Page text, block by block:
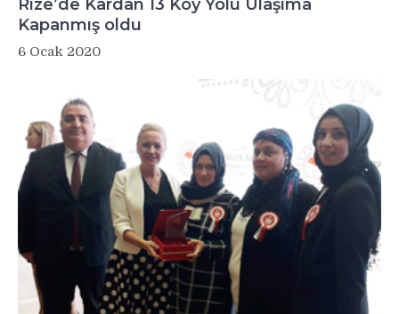
Rize’de Kardan 13 Köy Yolu Ulaşıma
Kapanmış oldu
6 Ocak 2020